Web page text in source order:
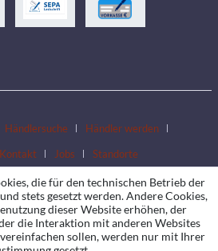
Händlersuche
Händler werden
Kontakt Jobs Standorte
die für den technischen Betrieb der
stets gesetzt werden. Andere Cookies,
dieser Website erhöhen, der
die Interaktion mit anderen Websites
sollen, werden nur mit Ihrer